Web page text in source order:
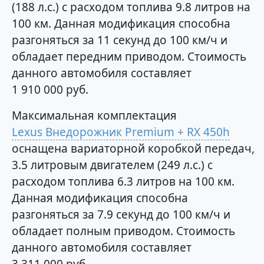
(188 л.с.) с расходом топлива 9.8 литров на
100 км. Данная модификация способна
разгоняться за 11 секунд до 100 км/ч и
обладает передним приводом. Стоимость
данного автомобиля составляет
1 910 000 руб.
Максимальная комплектация
Lexus Внедорожник Premium + RX 450h
оснащена вариаторной коробкой передач,
3.5 литровым двигателем (249 л.с.) с
расходом топлива 6.3 литров на 100 км.
Данная модификация способна
разгоняться за 7.9 секунд до 100 км/ч и
обладает полным приводом. Стоимость
данного автомобиля составляет